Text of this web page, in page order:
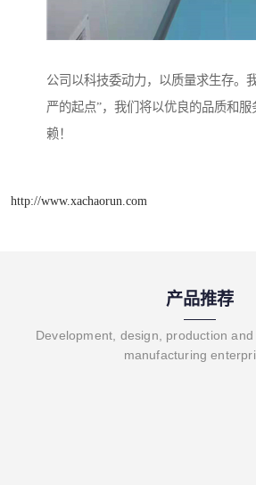
公司以科技委动力，以质量求生存。
严的起点”，我们将以优良的品质和
赖！
http://www.xachaorun.com
产品推荐
Development, design, production
manufacturing